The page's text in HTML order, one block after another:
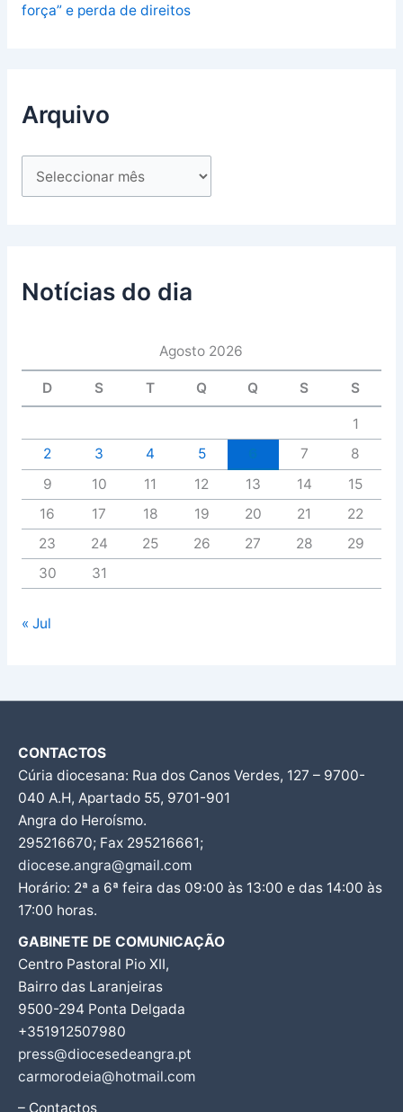
força” e perda de direitos
Arquivo
Notícias do dia
Agosto 2026
D S T Q Q S S
1
2
3 4 5 7
8
9
10 11 12 13 14
15
16
17 18 19 20 21
22
23
24 25 26 27 28
29
30
31
« Jul
CONTACTOS
Cúria diocesana: Rua dos Canos Verdes, 127 – 9700-
040 A.H, Apartado 55, 9701-901
Angra do Heroísmo.
295216670; Fax 295216661;
diocese.angra@gmail.com
Horário: 2ª a 6ª feira das 09:00 às 13:00 e das 14:00 às
17:00 horas.
GABINETE DE COMUNICAÇÃO
Centro Pastoral Pio XII,
Bairro das Laranjeiras
9500-294 Ponta Delgada
+351912507980
press@diocesedeangra.pt
carmorodeia@hotmail.com
– Contactos